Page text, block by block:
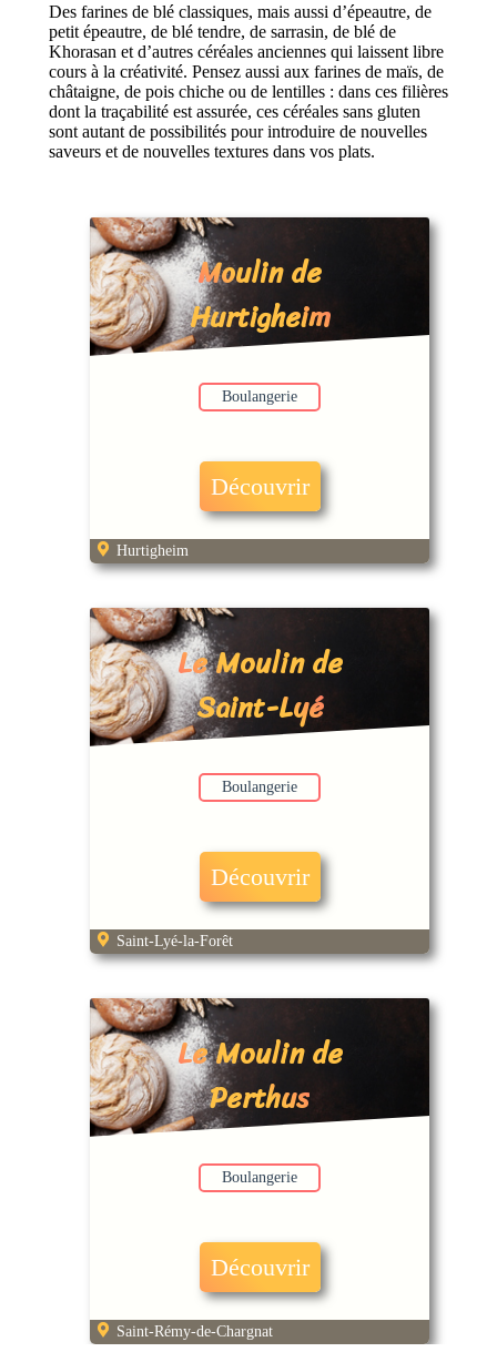
Des farines de blé classiques, mais aussi d’épeautre, de
petit épeautre, de blé tendre, de sarrasin, de blé de
Khorasan et d’autres céréales anciennes qui laissent libre
cours à la créativité. Pensez aussi aux farines de maïs, de
châtaigne, de pois chiche ou de lentilles : dans ces filières
dont la traçabilité est assurée, ces céréales sans gluten
sont autant de possibilités pour introduire de nouvelles
saveurs et de nouvelles textures dans vos plats.
Moulin de
Hurtigheim
Boulangerie
Découvrir
Hurtigheim
Le Moulin de
Saint-Lyé
Boulangerie
Découvrir
Saint-Lyé-la-Forêt
Le Moulin de
Perthus
Boulangerie
Découvrir
Saint-Rémy-de-Chargnat